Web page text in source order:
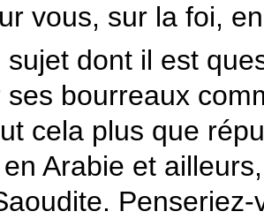
vous, sur la foi,
sujet dont il est
ses bourreaux
cela plus que
Arabie et